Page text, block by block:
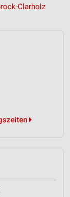
Clarholz